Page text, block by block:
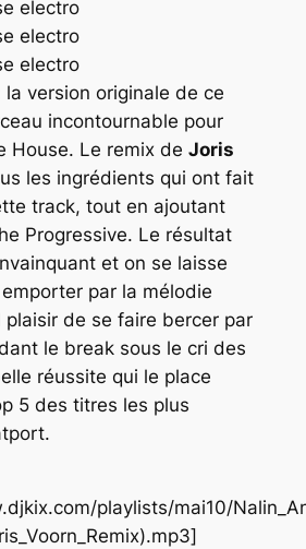
la version originale de ce
incontournable pour
House. Le remix de Joris
les ingrédients qui ont fait
track, tout en ajoutant
Progressive. Le résultat
et on se laisse
par la mélodie
plaisir de se faire bercer par
le break sous le cri des
réussite qui le place
5 des titres les plus
.
playlists/mai10/